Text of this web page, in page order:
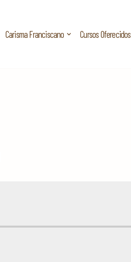
Carisma Franciscano Cursos Oferecidos